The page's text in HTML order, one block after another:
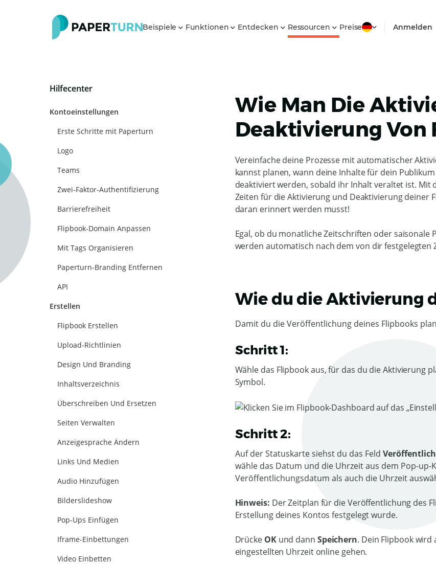
Beispiele Funktionen Entdecken Ressourcen Preise Anmelden
Hilfecenter
Kontoeinstellungen
Erste Schritte mit Paperturn
Logo
Teams
Zwei-Faktor-Authentifizierung
Barrierefreiheit
Flipbook-Domain Anpassen
Mit Tags Organisieren
Paperturn-Branding Entfernen
API
Erstellen
Flipbook Erstellen
Upload-Richtlinien
Design Und Branding
Inhaltsverzeichnis
Überschreiben Und Ersetzen
Seiten Verwalten
Anzeigesprache Ändern
Links Und Medien
Audio Hinzufügen
Bilderslideshow
Pop-Ups Einfügen
Iframe-Einbettungen
Video Einbetten
Wie Man Die
Deaktivierung
Vereinfache deine Prozesse mit automatischer
kannst planen, wann deine Inhalte für dein
deaktiviert werden, sobald ihr Inhalt veraltet ist.
Zeiten für die Aktivierung und Deaktivierung deiner
daran erinnert werden musst!
Egal, ob du monatliche Zeitschriften oder
werden automatisch nach dem von dir
Wie du die Aktivierung
Damit du die Veröffentlichung deines Flipbooks
Schritt 1:
Wähle das Flipbook aus, für das du die Aktivierung
Symbol.
Schritt 2:
Auf der Statuskarte siehst du das Feld
wähle das Datum und die Uhrzeit aus dem Pop-
Veröffentlichungsdatum als auch die Uhrzeit
Hinweis: Der Zeitplan für die Veröffentlichung des
Erstellung deines Kontos festgelegt wurde.
Drücke OKund dann Speichern. Dein Flipbook
eingestellten Uhrzeit online gehen.